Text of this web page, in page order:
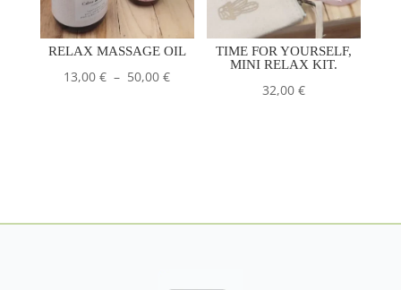
RELAX MASSAGE OIL
13,00€ – 50,00€Price
TIME FOR YOURSELF,
MINI RELAX KIT.
32,00€